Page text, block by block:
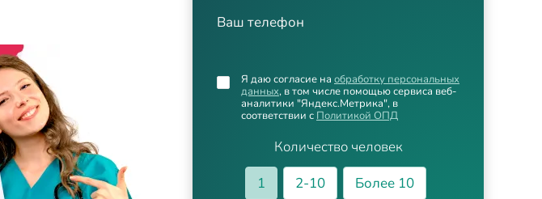
Ваш телефон
Количество человек
1
2-10
Более 10
Я даю согласие на обработку персональных
данных, в том числе помощью сервиса веб-
аналитики "Яндекс.Метрика", в
соответствии с Политикой ОПД